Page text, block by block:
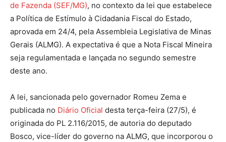
de Fazenda (SEF/MG), no contexto da lei que estabelece
a Política de Estímulo à Cidadania Fiscal do Estado,
aprovada em 24/4, pela Assembleia Legislativa de Minas
Gerais (ALMG). A expectativa é que a Nota Fiscal Mineira
seja regulamentada e lançada no segundo semestre
deste ano.
A lei, sancionada pelo governador Romeu Zema e
publicada no Diário Oficial desta terça-feira (27/5), é
originada do PL 2.116/2015, de autoria do deputado
Bosco, vice-líder do governo na ALMG, que incorporou o